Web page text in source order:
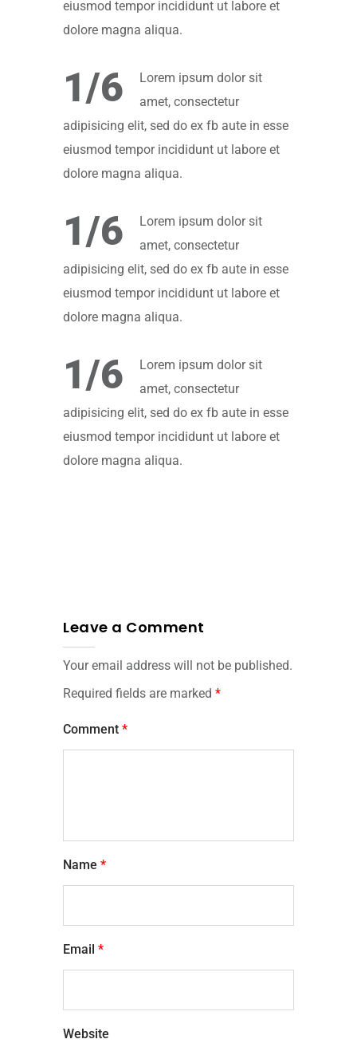
eiusmod tempor incididunt ut labore et
dolore magna aliqua.
1/6
Lorem ipsum dolor sit
amet, consectetur
adipisicing elit, sed do ex fb aute in esse
eiusmod tempor incididunt ut labore et
dolore magna aliqua.
1/6
Lorem ipsum dolor sit
amet, consectetur
adipisicing elit, sed do ex fb aute in esse
eiusmod tempor incididunt ut labore et
dolore magna aliqua.
1/6
Lorem ipsum dolor sit
amet, consectetur
adipisicing elit, sed do ex fb aute in esse
eiusmod tempor incididunt ut labore et
dolore magna aliqua.
Leave a Comment
Your email address will not be published.
Required fields are marked *
Comment *
Name *
Email *
Website